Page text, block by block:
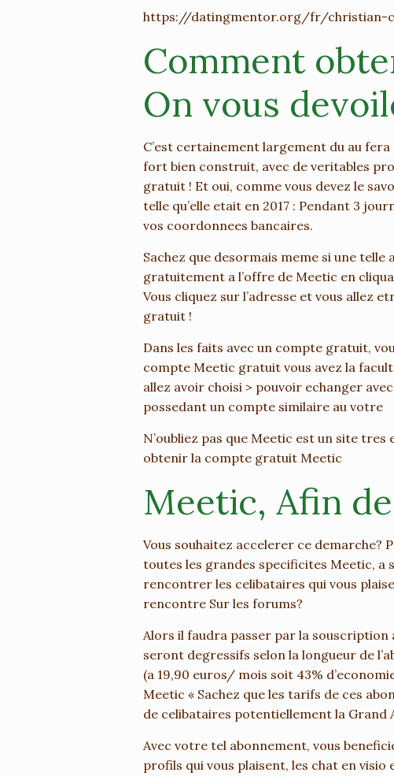
https://datingmentor.org/fr/christian-
Comment
On vous
C’est certainement largement du au
fort bien construit, avec de veritables
gratuit ! Et oui, comme vous devez le
telle qu’elle etait en 2017 : Pendant 3
vos coordonnees bancaires.
Sachez que desormais meme si une
gratuitement a l’offre de Meetic en
Vous cliquez sur l’adresse et vous allez
gratuit !
Dans les faits avec un compte gratuit,
compte Meetic gratuit vous avez la
allez avoir choisi > pouvoir echanger
possedant un compte similaire au votre
N’oubliez pas que Meetic est un site
obtenir la compte gratuit Meetic
Meetic, Afin
Vous souhaitez accelerer ce demarche?
toutes les grandes specificites Meetic, a
rencontrer les celibataires qui vous
rencontre Sur les forums?
Alors il faudra passer par la souscription
seront degressifs selon la longueur de
(a 19,90 euros/ mois soit 43%
Meetic « Sachez que les tarifs de ces
de celibataires potentiellement la Grand
Avec votre tel abonnement, vous
profils qui vous plaisent, les chat en